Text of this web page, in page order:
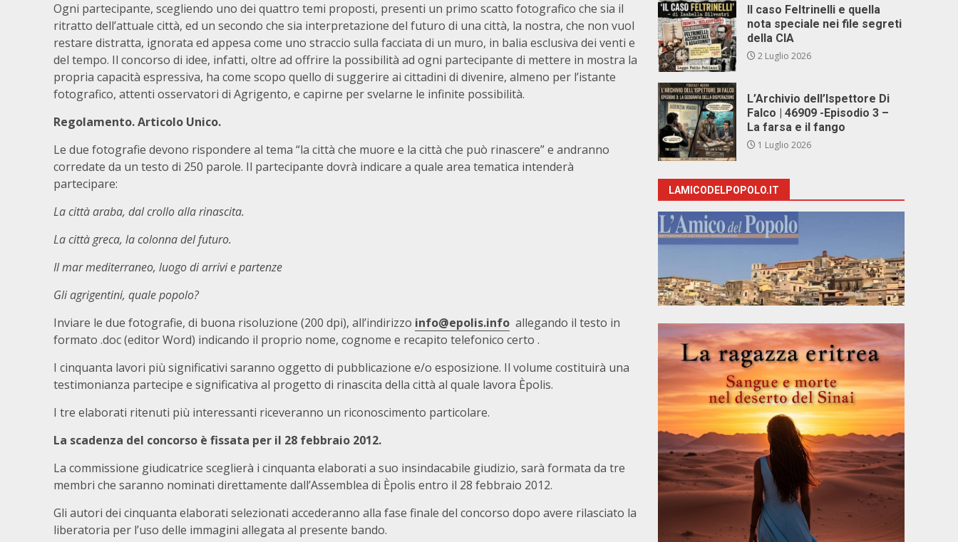
Ogni partecipante, scegliendo uno dei quattro temi proposti, presenti un primo scatto fotografico che sia il
ritratto dell’attuale città, ed un secondo che sia interpretazione del futuro di una città, la nostra, che non vuol
restare distratta, ignorata ed appesa come uno straccio sulla facciata di un muro, in balia esclusiva dei venti e
del tempo. Il concorso di idee, infatti, oltre ad offrire la possibilità ad ogni partecipante di mettere in mostra la
propria capacità espressiva, ha come scopo quello di suggerire ai cittadini di divenire, almeno per l’istante
fotografico, attenti osservatori di Agrigento, e capirne per svelarne le infinite possibilità.
Regolamento. Articolo Unico.
Le due fotografie devono rispondere al tema “la città che muore e la città che può rinascere” e andranno
corredate da un testo di 250 parole. Il partecipante dovrà indicare a quale area tematica intenderà
partecipare:
La città araba, dal crollo alla rinascita.
La città greca, la colonna del futuro.
Il mar mediterraneo, luogo di arrivi e partenze
Gli agrigentini, quale popolo?
Inviare le due fotografie, di buona risoluzione (200 dpi), all’indirizzo info@epolis.info allegando il testo in
formato .doc (editor Word) indicando il proprio nome, cognome e recapito telefonico certo .
I cinquanta lavori più significativi saranno oggetto di pubblicazione e/o esposizione. Il volume costituirà una
testimonianza partecipe e significativa al progetto di rinascita della città al quale lavora Èpolis.
I tre elaborati ritenuti più interessanti riceveranno un riconoscimento particolare.
La scadenza del concorso è fissata per il 28 febbraio 2012.
La commissione giudicatrice sceglierà i cinquanta elaborati a suo insindacabile giudizio, sarà formata da tre
membri che saranno nominati direttamente dall’Assemblea di Èpolis entro il 28 febbraio 2012.
Gli autori dei cinquanta elaborati selezionati accederanno alla fase finale del concorso dopo avere rilasciato la
liberatoria per l’uso delle immagini allegata al presente bando.
Il caso Feltrinelli e quella
nota speciale nei file segreti
della CIA
2 Luglio 2026
L’Archivio dell’Ispettore Di
Falco | 46909 -Episodio 3 –
La farsa e il fango
1 Luglio 2026
LAMICODELPOPOLO.IT